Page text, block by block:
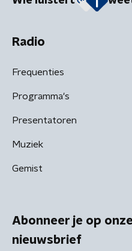
Radio
Frequenties
Programma's
Presentatoren
Muziek
Gemist
Abonneer je op
nieuwsbrief